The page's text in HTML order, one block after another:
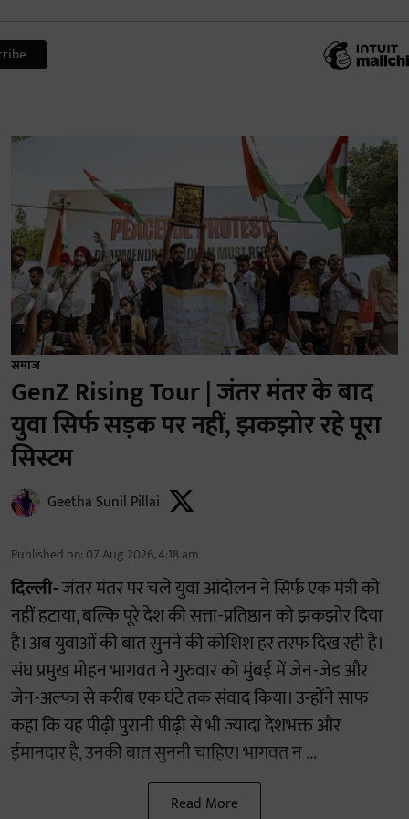
समाज
GenZ Rising Tour | जंतर मंतर के बाद
युवा सिर्फ सड़क पर नहीं, झकझोर रहे पूरा
सिस्टम
Geetha Sunil Pillai
Published on: 07 Aug 2026, 4:18 am
दिल्ली-जंतर मंतर पर चले युवा आंदोलन ने सिर्फ एक मंत्री को
नहीं हटाया, बल्कि पूरे देश की सत्ता-प्रतिष्ठान को झकझोर दिया
है। अब युवाओं की बात सुनने की कोशिश हर तरफ दिख रही है।
संघ प्रमुख मोहन भागवत ने गुरुवार को मुंबई में जेन-जेड और
जेन-अल्फा से करीब एक घंटे तक संवाद किया। उन्होंने साफ
कहा कि यह पीढ़ी पुरानी पीढ़ी से भी ज्यादा देशभक्त और
ईमानदार है, उनकी बात सुननी चाहिए। भागवत न ...
Read More